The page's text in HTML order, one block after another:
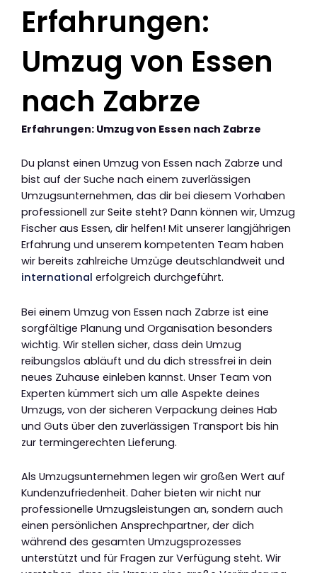
Erfahrungen:
Umzug von Essen
nach Zabrze
Erfahrungen: Umzug von Essen nach Zabrze
Du planst einen Umzug von Essen nach Zabrze und
bist auf der Suche nach einem zuverlässigen
Umzugsunternehmen, das dir bei diesem Vorhaben
professionell zur Seite steht? Dann können wir, Umzug
Fischer aus Essen, dir helfen! Mit unserer langjährigen
Erfahrung und unserem kompetenten Team haben
wir bereits zahlreiche Umzüge deutschlandweit und
international erfolgreich durchgeführt.
Bei einem Umzug von Essen nach Zabrze ist eine
sorgfältige Planung und Organisation besonders
wichtig. Wir stellen sicher, dass dein Umzug
reibungslos abläuft und du dich stressfrei in dein
neues Zuhause einleben kannst. Unser Team von
Experten kümmert sich um alle Aspekte deines
Umzugs, von der sicheren Verpackung deines Hab
und Guts über den zuverlässigen Transport bis hin
zur termingerechten Lieferung.
Als Umzugsunternehmen legen wir großen Wert auf
Kundenzufriedenheit. Daher bieten wir nicht nur
professionelle Umzugsleistungen an, sondern auch
einen persönlichen Ansprechpartner, der dich
während des gesamten Umzugsprozesses
unterstützt und für Fragen zur Verfügung steht. Wir